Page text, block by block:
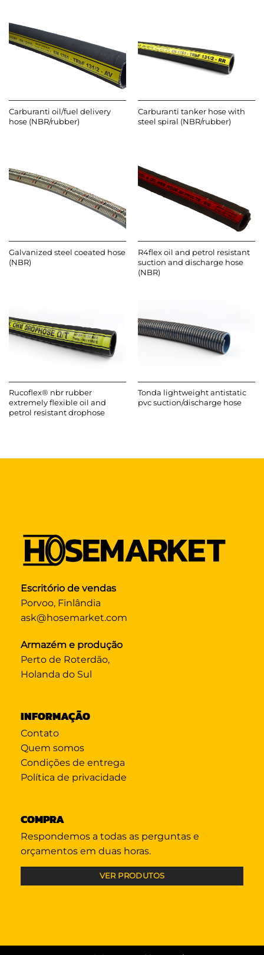
Carburanti oil/fuel delivery
hose (NBR/rubber)
Carburanti tanker hose with
steel spiral (NBR/rubber)
Galvanized steel coeated hose
(NBR)
R4flex oil and petrol resistant
suction and discharge hose
(NBR)
Rucoflex® nbr rubber
extremely flexible oil and
petrol resistant drophose
Tonda lightweight antistatic
pvc suction/discharge hose
Escritório de vendas
Porvoo, Finlândia
ask@hosemarket.com
Armazém e produção
Perto de Roterdão,
Holanda do Sul
INFORMAÇÃO
Contato
Quem somos
Condições de entrega
Política de privacidade
COMPRA
Respondemos a todas as perguntas e
orçamentos em duas horas.
VER PRODUTOS